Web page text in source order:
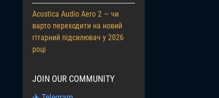
Acustica Audio Aero 2 — чи
варто переходити на новий
гітарний підсилювач у 2026
році
JOIN OUR COMMUNITY